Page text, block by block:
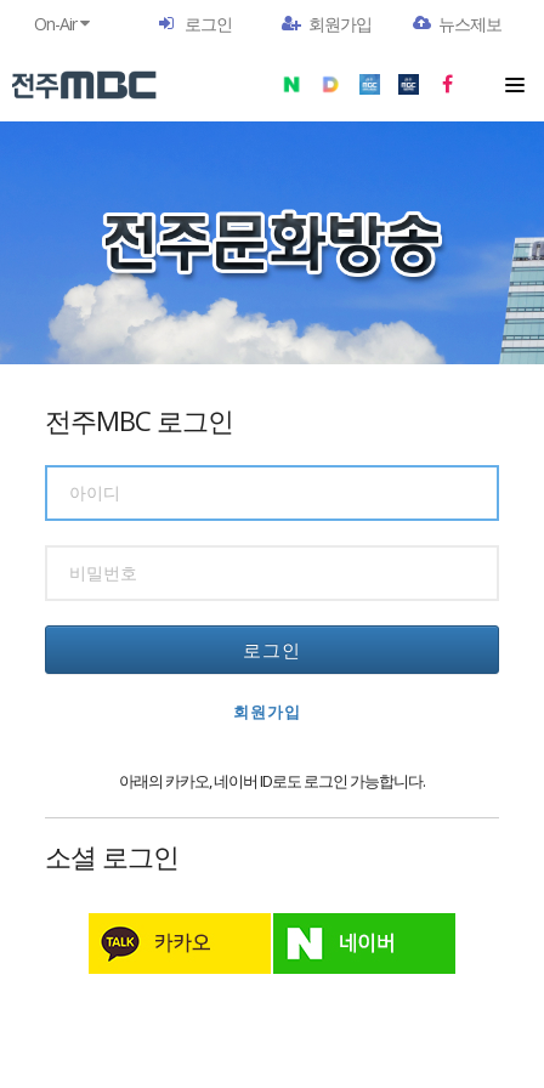
On-Air 로그인 회원가입 뉴스제보
전주MBC 로그인
로그인
회원가입
아래의 카카오, 네이버 ID로도 로그인 가능합니다.
소셜 로그인